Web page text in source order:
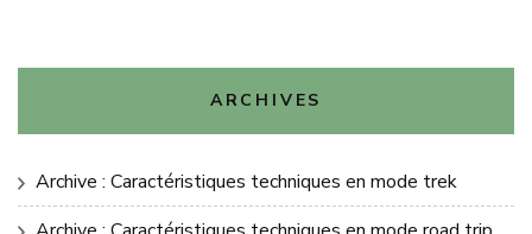
ARCHIVES
Archive : Caractéristiques techniques en mode trek